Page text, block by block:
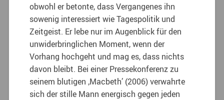
obwohl er betonte, dass Vergangenes ihn
sowenig interessiert wie Tagespolitik und
Zeitgeist. Er lebe nur im Augenblick für den
unwiderbringlichen Moment, wenn der
Vorhang hochgeht und mag es, dass nichts
davon bleibt. Bei einer Pressekonferenz zu
seinem blutigen ‚Macbeth’ (2006) verwahrte
sich der stille Mann energisch gegen jeden